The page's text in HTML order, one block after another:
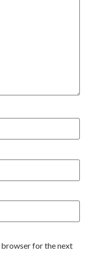
browser for the next